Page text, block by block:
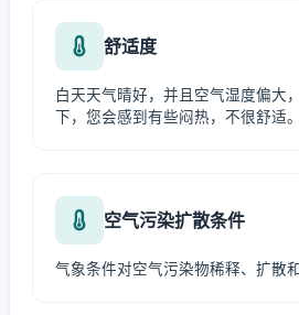
舒适度
白天天气晴好，并且空气湿度偏大
下，您会感到有些闷热，不很舒适。
空气污染扩散条件
气象条件对空气污染物稀释、扩散